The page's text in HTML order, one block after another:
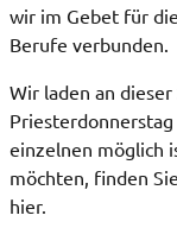
wir im Gebet für
Berufe verbunden.
Wir laden an
einzelnen möglich
möchten, finden
hier.